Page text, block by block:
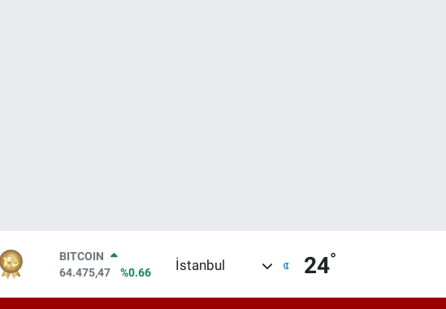
DOLAR
47,5971
%0.05
İstanbul 24°